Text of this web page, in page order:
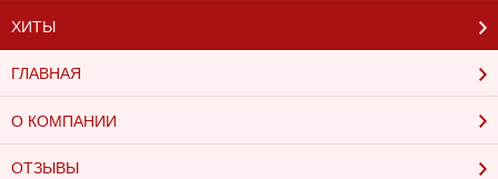
ХИТЫ
ГЛАВНАЯ
О КОМПАНИИ
ОТЗЫВЫ